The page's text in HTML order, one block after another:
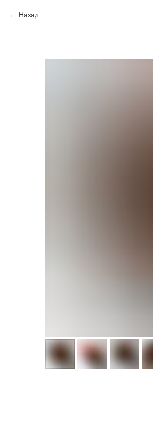
Назад